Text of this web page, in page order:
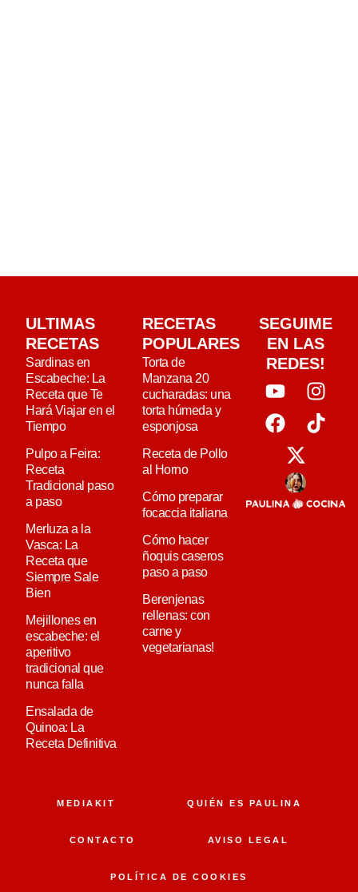
ULTIMAS
RECETAS
Sardinas en
Escabeche: La
Receta que Te
Hará Viajar en el
Tiempo
Pulpo a Feira:
Receta
Tradicional paso
a paso
Merluza a la
Vasca: La
Receta que
Siempre Sale
Bien
Mejillones en
escabeche: el
aperitivo
tradicional que
nunca falla
Ensalada de
Quinoa: La
Receta Definitiva
RECETAS
POPULARES
Torta de
Manzana 20
cucharadas: una
torta húmeda y
esponjosa
Receta de Pollo
al Horno
Cómo preparar
focaccia italiana
Cómo hacer
ñoquis caseros
paso a paso
Berenjenas
rellenas: con
carne y
vegetarianas!
SEGUIME
EN LAS
REDES!
MEDIAKIT QUIÉN ES PAULINA
CONTACTO AVISO LEGAL
POLÍTICA DE COOKIES